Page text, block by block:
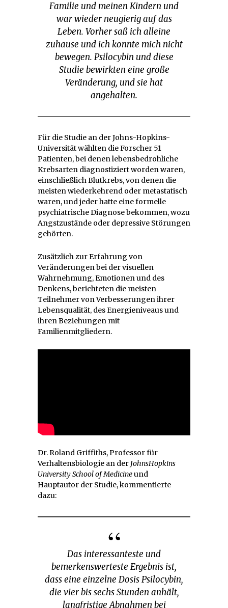
Familie und meinen Kindern und
war wieder neugierig auf das
Leben. Vorher saß ich alleine
zuhause und ich konnte mich nicht
bewegen. Psilocybin und diese
Studie bewirkten eine große
Veränderung, und sie hat
angehalten.
Für die Studie an der Johns-Hopkins-
Universität wählten die Forscher 51
Patienten, bei denen lebensbedrohliche
Krebsarten diagnostiziert worden waren,
einschließlich Blutkrebs, von denen die
meisten wiederkehrend oder metastatisch
waren, und jeder hatte eine formelle
psychiatrische Diagnose bekommen, wozu
Angstzustände oder depressive Störungen
gehörten.
Zusätzlich zur Erfahrung von
Veränderungen bei der visuellen
Wahrnehmung, Emotionen und des
Denkens, berichteten die meisten
Teilnehmer von Verbesserungen ihrer
Lebensqualität, des Energieniveaus und
ihren Beziehungen mit
Familienmitgliedern.
Dr. Roland Griffiths, Professor für
Verhaltensbiologie an der JohnsHopkins
University School of Medicineund
Hauptautor der Studie, kommentierte
dazu:
Das interessanteste und
bemerkenswerteste Ergebnis ist,
dass eine einzelne Dosis Psilocybin,
die vier bis sechs Stunden anhält,
langfristige Abnahmen bei